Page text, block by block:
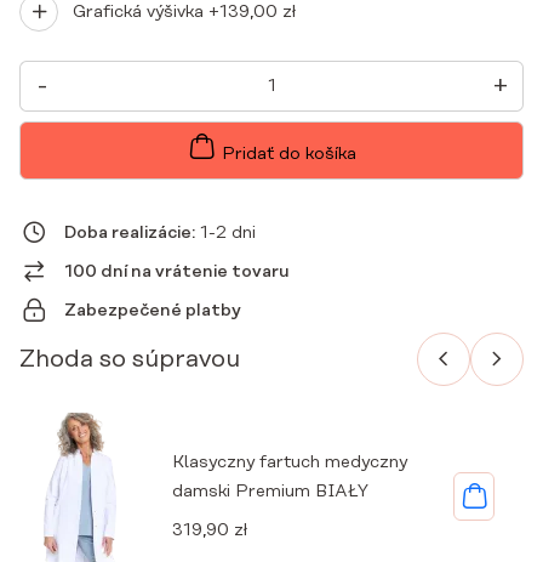
Grafická výšivka +139,00 zł
-
MNOŽSTVO
DÁMSKA
LEKÁRSKA
TUNIKA
LILARGE
+
Pridať do košíka
Doba realizácie: 1-2 dni
100 dní na vrátenie tovaru
Zabezpečené platby
Zhoda so súpravou
Klasyczny fartuch medyczny
damski Premium BIAŁY
319,90 zł